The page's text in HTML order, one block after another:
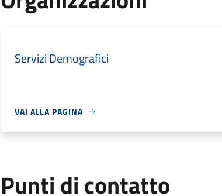
Servizi Demografici
VAI ALLA PAGINA
Punti di contatto